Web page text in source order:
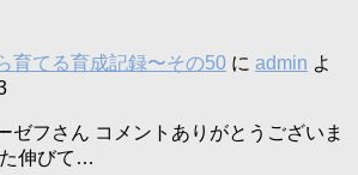
育てる育成記録〜その50 に admin よ
ゼフさん コメントありがとうございま
伸びて…